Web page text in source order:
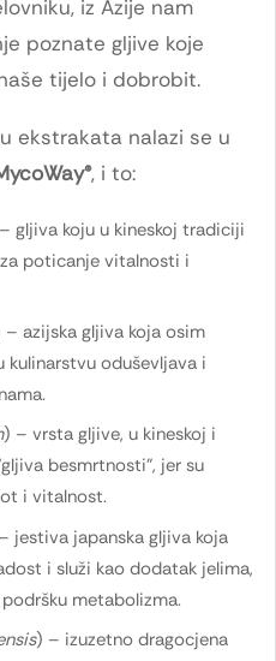
iz Azije nam
poznate gljive koje
tijelo i dobrobit.
ekstrakata nalazi se u
, i to:
gljiva koju u kineskoj tradiciji
poticanje vitalnosti i
– azijska gljiva koja osim
oduševljava i
) – vrsta gljive, u kineskoj i
besmrtnosti”, jer su
i vitalnost.
jestiva japanska gljiva koja
i služi kao dodatak jelima,
metabolizma.
) – izuzetno dragocjena